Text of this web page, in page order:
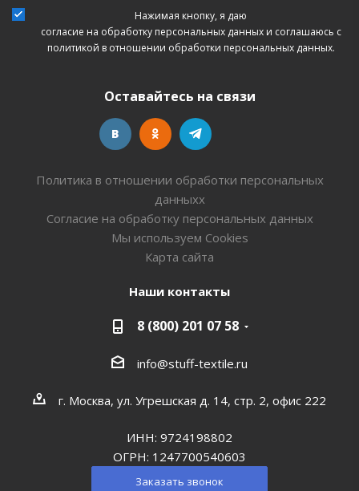
Нажимая кнопку, я даю
согласие на обработку персональных данныхи соглашаюсь с
политикой в отношении обработки персональных данных.
Оставайтесь на связи
Политика в отношении обработки персональных
данныхх
Согласие на обработку персональных данных
Мы используем Cookies
Карта сайта
Наши контакты
8 (800) 201 07 58
info@stuff-textile.ru
г. Москва, ул. Угрешская д. 14, стр. 2, офис 222
ИНН: 9724198802
ОГРН: 1247700540603
Заказать звонок